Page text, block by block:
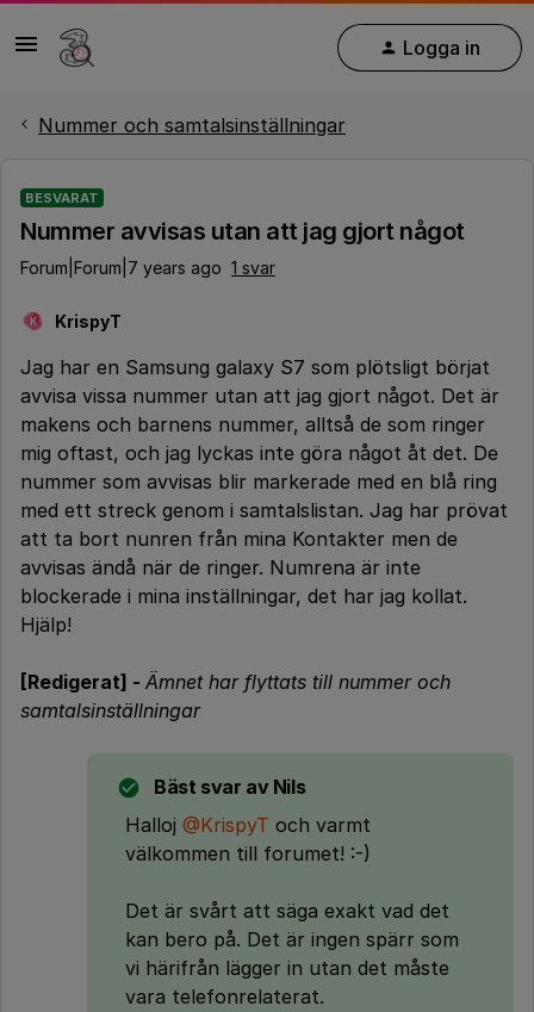
Logga in
Nummer och samtalsinställningar
BESVARAT
Nummer avvisas utan att jag gjort något
Forum|Forum|7 years ago 1 svar
K KrispyT
Jag har en Samsung galaxy S7 som plötsligt börjat
avvisa vissa nummer utan att jag gjort något. Det är
makens och barnens nummer, alltså de som ringer
mig oftast, och jag lyckas inte göra något åt det. De
nummer som avvisas blir markerade med en blå ring
med ett streck genom i samtalslistan. Jag har prövat
att ta bort nunren från mina Kontakter men de
avvisas ändå när de ringer. Numrena är inte
blockerade i mina inställningar, det har jag kollat.
Hjälp!
[Redigerat] - Ämnet har flyttats till nummer och
samtalsinställningar
Bäst svar av Nils
Halloj @KrispyT och varmt
välkommen till forumet! :-)
Det är svårt att säga exakt vad det
kan bero på. Det är ingen spärr som
vi härifrån lägger in utan det måste
vara telefonrelaterat.